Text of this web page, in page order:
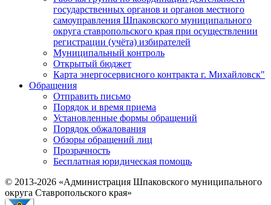
государственных органов и органов местного
самоуправления Шпаковского муниципального
округа ставропольского края при осуществлении
регистрации (учёта) избирателей
Муниципальный контроль
Открытый бюджет
Карта энергосервисного контракта г. Михайловск"
Обращения
Отправить письмо
Порядок и время приема
Установленные формы обращений
Порядок обжалования
Обзоры обращений лиц
Прозрачность
Бесплатная юридическая помощь
© 2013-2026 «Администрация Шпаковского муниципального
округа Ставропольского края»